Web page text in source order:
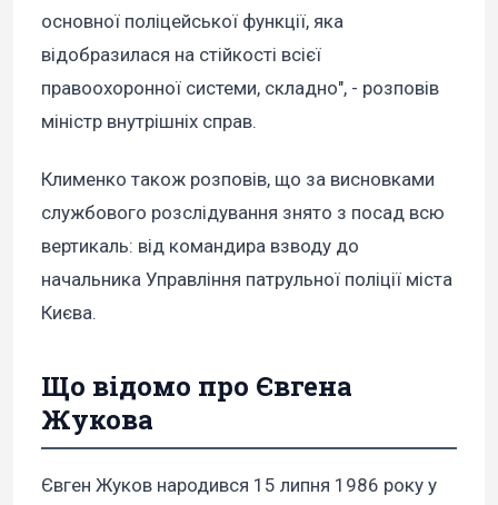
основної поліцейської функції, яка
відобразилася на стійкості всієї
правоохоронної системи, складно", - розповів
міністр внутрішніх справ.
Клименко також розповів, що за висновками
службового розслідування знято з посад всю
вертикаль: від командира взводу до
начальника Управління патрульної поліції міста
Києва.
Що відомо про Євгена
Жукова
Євген Жуков народився 15 липня 1986 року у